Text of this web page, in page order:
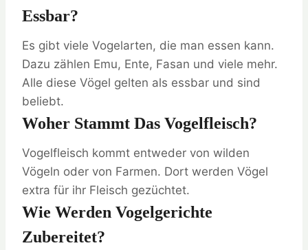
Essbar?
Es gibt viele Vogelarten, die man essen kann.
Dazu zählen Emu, Ente, Fasan und viele mehr.
Alle diese Vögel gelten als essbar und sind
beliebt.
Woher Stammt Das Vogelfleisch?
Vogelfleisch kommt entweder von wilden
Vögeln oder von Farmen. Dort werden Vögel
extra für ihr Fleisch gezüchtet.
Wie Werden Vogelgerichte
Zubereitet?